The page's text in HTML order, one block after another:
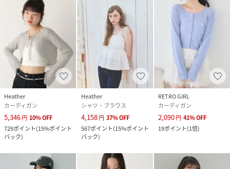
Heather
カーディガン
5,346円 10%OFF
729ポイント(15%ポイント
バック)
Heather
シャツ・ブラウス
4,158円 37%OFF
567ポイント(15%ポイント
バック)
RETRO GIRL
カーディガン
2,090円 41%OFF
19ポイント(1倍)